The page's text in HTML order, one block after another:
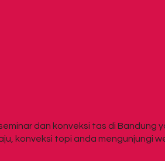
dan konveksi tas di Bandung
konveksi topi anda mengunjungi